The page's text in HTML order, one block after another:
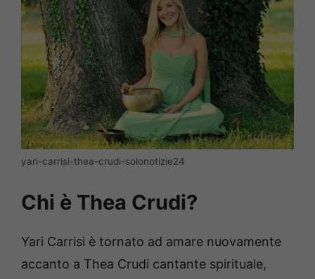
yari-carrisi-thea-crudi-solonotizie24
Chi è Thea Crudi?
Yari Carrisi è tornato ad amare nuovamente
accanto a Thea Crudi cantante spirituale,